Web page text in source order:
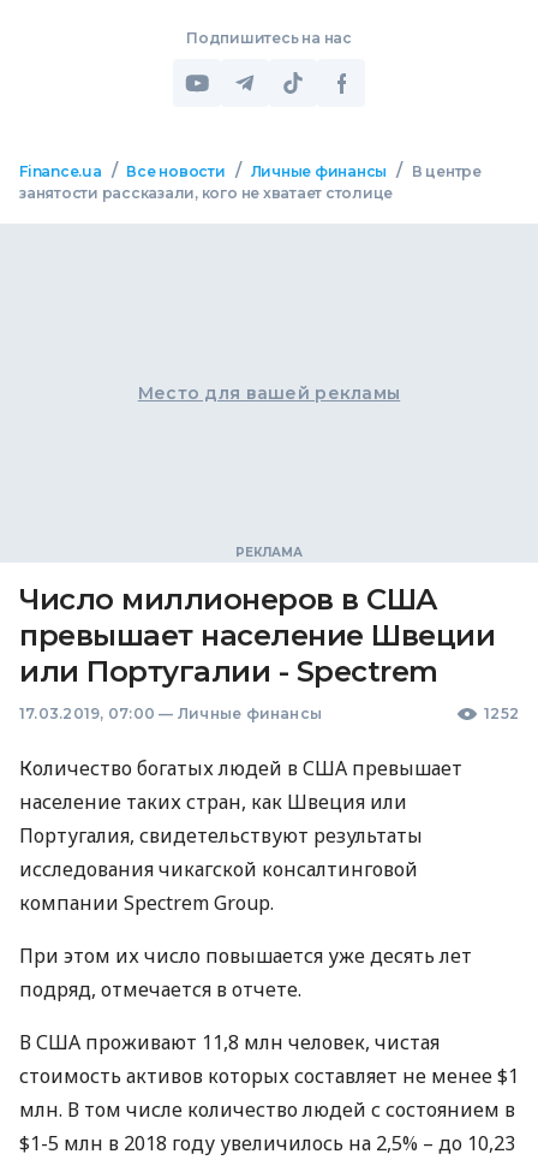
Подпишитесь на нас
Finance.ua / Все новости / Личные финансы /
В центре
занятости рассказали, кого не хватает столице
Место для вашей рекламы
Число миллионеров в США
превышает население Швеции
или Португалии - Spectrem
17.03.2019, 07:00 — Личные финансы 1252
Количество богатых людей вСША превышает
население таких стран, как Швеция или
Португалия, свидетельствуют результаты
исследования чикагской консалтинговой
компании Spectrem Group.
При этом их число повышается уже десять лет
подряд, отмечается в отчете.
ВСША проживают 11,8 млн человек, чистая
стоимость активов которых составляет не менее $1
млн. В том числе количество людей с состоянием в
$1-5 млн в 2018 году увеличилось на 2,5% – до 10,23